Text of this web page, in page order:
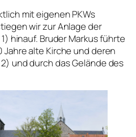
mit eigenen PKWs
wir zur Anlage der
hinauf. Bruder Markus führte
alte Kirche und deren
und durch das Gelände des